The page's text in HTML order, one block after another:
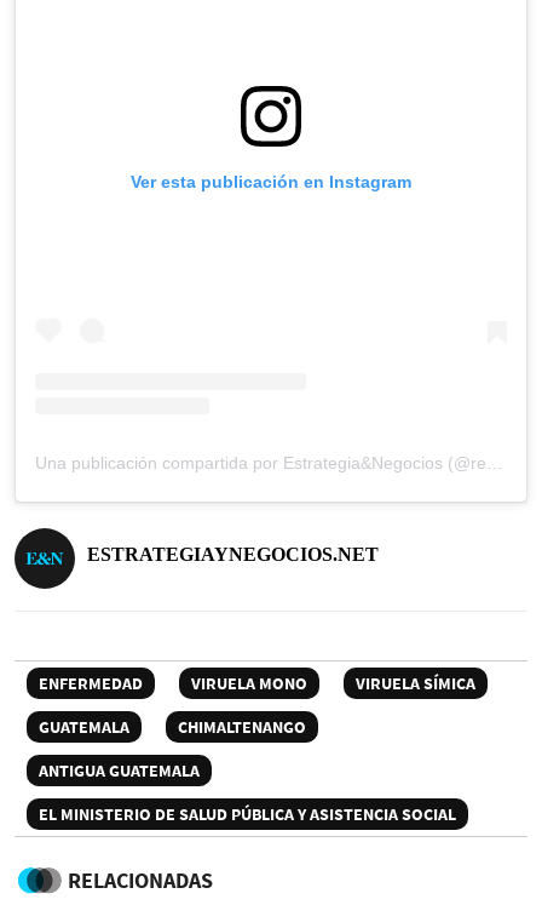
Ver esta publicación en Instagram
ESTRATEGIAYNEGOCIOS.NET
ENFERMEDAD VIRUELA MONO
VIRUELA SÍMICA
GUATEMALA
CHIMALTENANGO
ANTIGUA GUATEMALA
EL MINISTERIO DE SALUD PÚBLICA Y ASISTENCIA SOCIAL
RELACIONADAS